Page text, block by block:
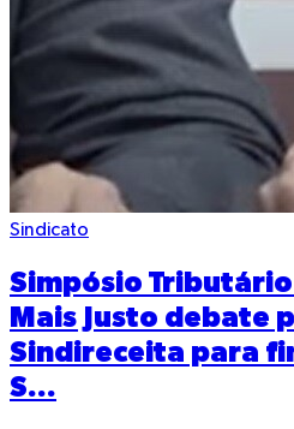
Sindicato
Simpósio
Mais Justo debate
Sindireceita para
S...